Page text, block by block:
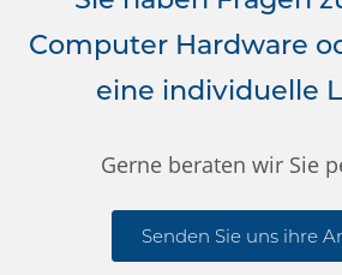
Computer Hardware
eine individuelle
Gerne beraten wir Sie
Senden Sie uns ihre